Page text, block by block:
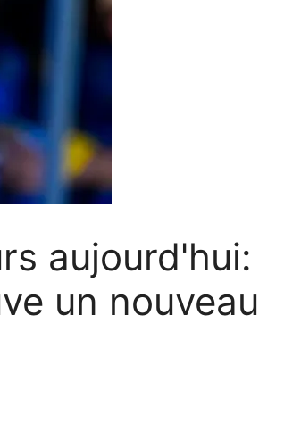
aujourd'hui:
un nouveau